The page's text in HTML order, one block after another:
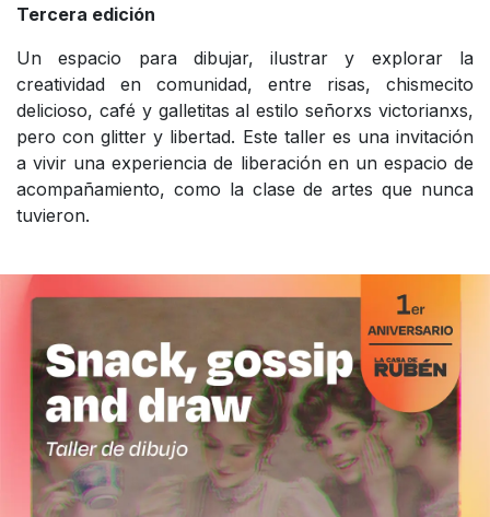
Tercera edición
Un espacio para dibujar, ilustrar y explorar la
creatividad en comunidad, entre risas, chismecito
delicioso, café y galletitas al estilo señorxs victorianxs,
pero con glitter y libertad. Este taller es una invitación
a vivir una experiencia de liberación en un espacio de
acompañamiento, como la clase de artes que nunca
tuvieron.